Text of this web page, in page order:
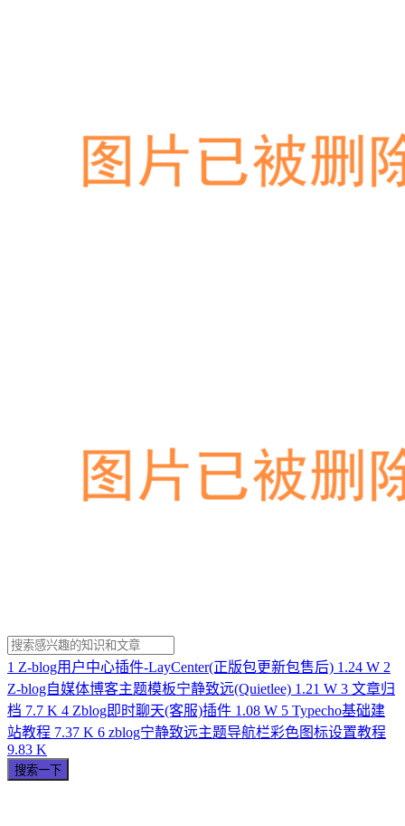
1 Z-blog用户中心插件-LayCenter(正版包更新包售后) 1.24 W 2
Z-blog自媒体博客主题模板宁静致远(Quietlee) 1.21 W 3 文章归
档 7.7 K 4 Zblog即时聊天(客服)插件 1.08 W 5 Typecho基础建
站教程 7.37 K 6 zblog宁静致远主题导航栏彩色图标设置教程
9.83 K
搜索一下